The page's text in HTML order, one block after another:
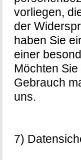
vorliegen,
der
haben Sie
einer
Möchten
Gebrauch
uns.
7)